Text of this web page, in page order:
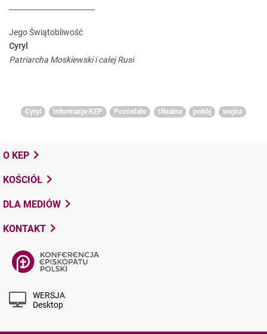
Jego Świątobliwość
Cyryl
Patriarcha Moskiewski i całej Rusi
Cyryl Informacje KEP Pozostałe Ukraina pokój wojna
O KEP
KOŚCIÓŁ
DLA MEDIÓW
KONTAKT
WERSJA
Desktop